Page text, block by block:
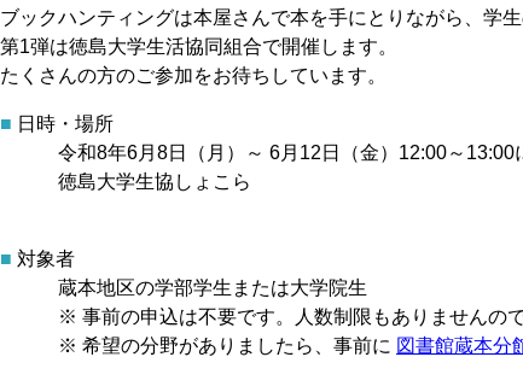
ブックハンティングは本屋さんで本を手にとりながら、学
第1弾は徳島大学生活協同組合で開催します。
たくさんの方のご参加をお待ちしています。
■ 日時・場所
令和8年6月8日（月）～ 6月12日（金）12:00～13:00
徳島大学生協しょこら
■ 対象者
蔵本地区の学部学生または大学院生
※ 事前の申込は不要です。人数制限もありませんの
※ 希望の分野がありましたら、事前に 図書館蔵本分